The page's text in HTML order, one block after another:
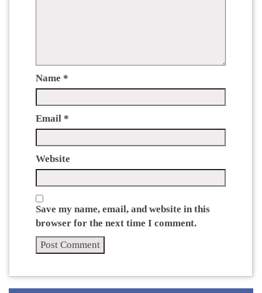
Name *
Email *
Website
Save my name, email, and website in this
browser for the next time I comment.